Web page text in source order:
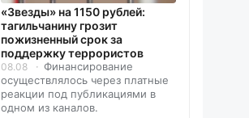
«Звезды» на 1150 рублей:
тагильчанину грозит
пожизненный срок за
поддержку террористов
08.08
Финансирование
осуществлялось через платные
реакции под публикациями в
одном из каналов.